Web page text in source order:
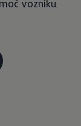
vozniku